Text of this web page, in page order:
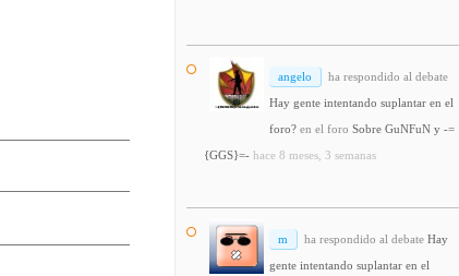
angelo
ha respondido al debate
Hay gente intentando suplantar en el
foro? en el foro Sobre GuNFuN y -=
{GGS}=- hace 8 meses, 3 semanas
m ha respondido al debate Hay
gente intentando suplantar en el